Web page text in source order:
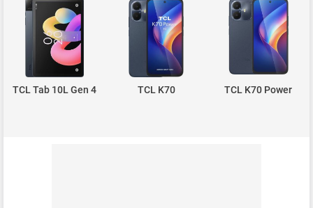
TCL Tab 10L Gen 4 TCL K70 TCL K70 Power